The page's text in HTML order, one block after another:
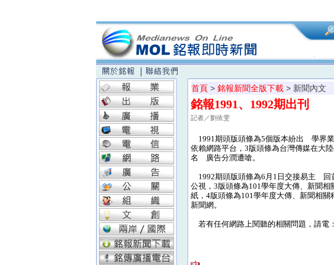
首頁 > 銘報新聞全版下載 > 新聞內文
銘報1991、1992期出刊
記者／劉依雯
1991期頭版頭條為5個版本紛出 學界
依賴網路平台，3版頭條為台灣傳媒在大
名 廣告分潤遭嗆。
1992期頭版頭條為6月1日交接易主 回
公視，3版頭條為101學年度大傳、新聞
紙，4版頭條為101學年度大傳、新聞相
新聞網。
若有任何網路上閱聽的相關問題，請電